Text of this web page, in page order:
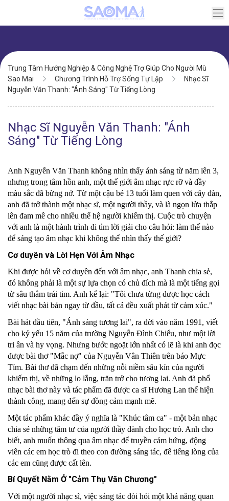
nội
Điều
hướng
Trung Tâm Hướng Nghiệp & Công Nghệ Trợ Giúp Cho Người Mù
Sao Mai
Chương Trình Hỗ Trợ Sống Tự Lập
Nhạc Sĩ
Nguyễn Văn Thanh: "Ánh Sáng" Từ Tiếng Lòng
Nhạc Sĩ Nguyễn Văn Thanh: "Ánh
Sáng" Từ Tiếng Lòng
Anh Nguyễn Văn Thanh không nhìn thấy ánh sáng từ năm lên 3,
nhưng trong tâm hồn anh, một thế giới âm nhạc rực rỡ và đầy
màu sắc đã bừng nở. Từ một cậu bé 13 tuổi làm quen với cây đàn,
anh đã trở thành một nhạc sĩ, một người thầy, và là ngọn lửa thắp
lên đam mê cho nhiều thế hệ người khiếm thị. Cuộc trò chuyện
với anh là một hành trình đi tìm lời giải cho câu hỏi: làm thế nào
để sáng tạo âm nhạc khi không thể nhìn thấy thế giới?
Cơ duyên và Lời Hẹn Với Âm Nhạc
Khi được hỏi về cơ duyên đến với âm nhạc, anh Thanh chia sẻ,
đó không phải là một sự lựa chọn có chủ đích mà là một tiếng gọi
từ sâu thẳm trái tim. Anh kể lại: "Tôi chưa từng được học cách
viết nhạc bài bản ngay từ đầu, tất cả đều xuất phát từ cảm xúc."
Bài hát đầu tiên, "Ánh sáng tương lai", ra đời vào năm 1991, viết
cho kỷ yếu 15 năm của trường Nguyễn Đình Chiểu, như một lời
tri ân và hy vọng. Nhưng bước ngoặt lớn nhất có lẽ là khi anh đọc
được bài thơ "Mắc nợ" của Nguyễn Vân Thiên trên báo Mực
Tím. Bài thơ đã chạm đến những nỗi niềm sâu kín của người
khiếm thị, về những lo lắng, trăn trở cho tương lai. Anh đã phổ
nhạc bài thơ này và tác phẩm đã được ca sĩ Hương Lan thể hiện
thành công, mang đến sự đồng cảm mạnh mẽ.
Một tác phẩm khác đầy ý nghĩa là "Khúc tâm ca" - một bản nhạc
chia sẻ những tâm tư của người thầy dành cho học trò. Anh cho
biết, anh muốn thông qua âm nhạc để truyền cảm hứng, động
viên các em học trò đi theo con đường sáng tác, để tiếng lòng của
các em cũng được cất lên.
Bí Quyết Nằm Ở "Cảm Thụ Văn Chương"
Với một người nhạc sĩ, việc sáng tác đòi hỏi một khả năng quan